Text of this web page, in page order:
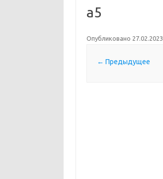
a5
Опубликовано 27.02.2023
← Предыдущее